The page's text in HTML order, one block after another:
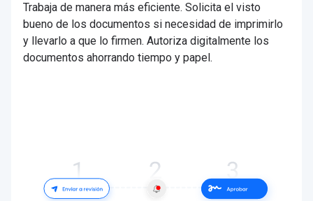
Trabaja de manera más eficiente. Solicita el visto
bueno de los documentos si necesidad de imprimirlo
y llevarlo a que lo firmen. Autoriza digitalmente los
documentos ahorrando tiempo y papel.